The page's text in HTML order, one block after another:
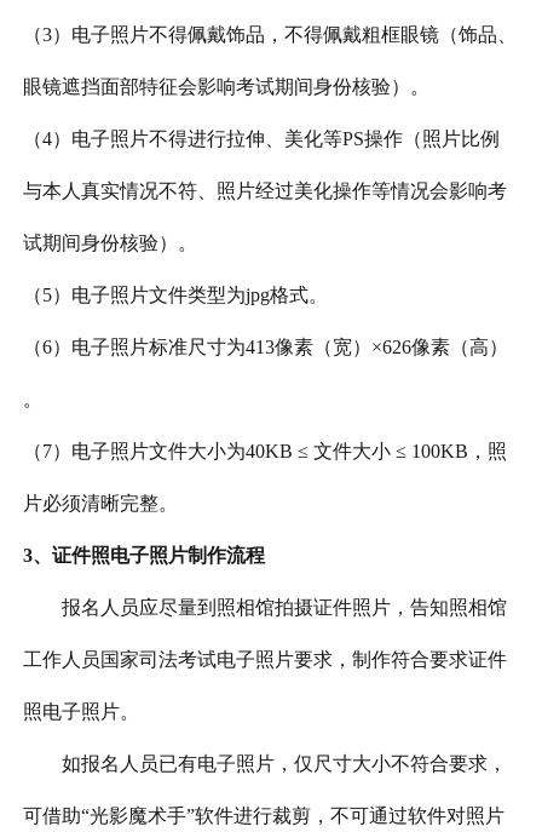
（3）电子照片不得佩戴饰品，不得佩戴粗框眼镜（饰品、
眼镜遮挡面部特征会影响考试期间身份核验）。
（4）电子照片不得进行拉伸、美化等PS操作（照片比例
与本人真实情况不符、照片经过美化操作等情况会影响考
试期间身份核验）。
（5）电子照片文件类型为jpg格式。
（6）电子照片标准尺寸为413像素（宽）×626像素（高）
。
（7）电子照片文件大小为40KB ≤ 文件大小 ≤ 100KB，照
片必须清晰完整。
3、证件照电子照片制作流程
报名人员应尽量到照相馆拍摄证件照片，告知照相馆
工作人员国家司法考试电子照片要求，制作符合要求证件
照电子照片。
如报名人员已有电子照片，仅尺寸大小不符合要求，
可借助“光影魔术手”软件进行裁剪，不可通过软件对照片